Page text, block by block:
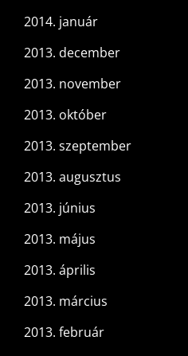
2014. január
2013. december
2013. november
2013. október
2013. szeptember
2013. augusztus
2013. június
2013. május
2013. április
2013. március
2013. február